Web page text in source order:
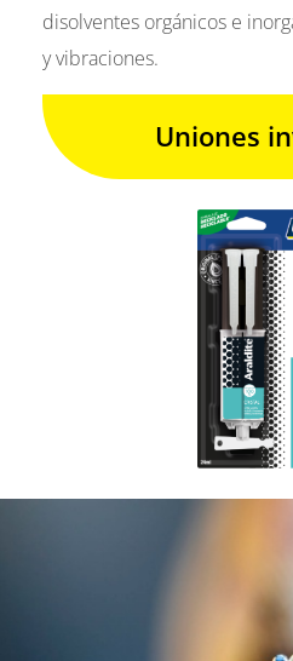
disolventes orgánicos e
y vibraciones.
Uniones